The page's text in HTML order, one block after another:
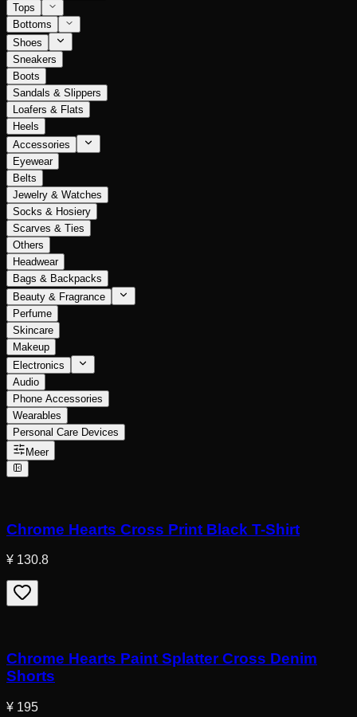
Tops
Bottoms
Shoes
Sneakers
Boots
Sandals & Slippers
Loafers & Flats
Heels
Accessories
Eyewear
Belts
Jewelry & Watches
Socks & Hosiery
Scarves & Ties
Others
Headwear
Bags & Backpacks
Beauty & Fragrance
Perfume
Skincare
Makeup
Electronics
Audio
Phone Accessories
Wearables
Personal Care Devices
Meer
Chrome Hearts Cross Print Black T-Shirt
¥ 130.8
Chrome Hearts Paint Splatter Cross Denim
Shorts
¥ 195